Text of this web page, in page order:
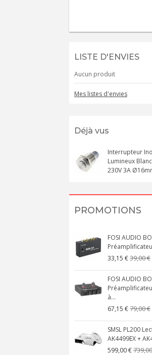
LISTE D'ENVIES
Aucun produit
Mes listes d'envies
Déjà vus
Interrupteur
Lumineux
230V 3A
PROMOTIONS
FOSI AUDIO
33,15 €39,00 €
FOSI AUDIO
à...
67,15 €79,00 €
SMSL PL200
AK4499EX +
599,00 €